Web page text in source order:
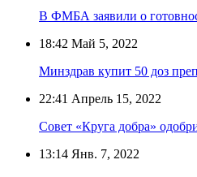
В ФМБА заявили о
18:42 Май 5, 2022
Минздрав купит 50 доз
22:41 Апрель 15, 2022
Совет «Круга добра»
13:14 Янв. 7, 2022